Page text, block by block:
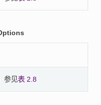
参见表 2.8